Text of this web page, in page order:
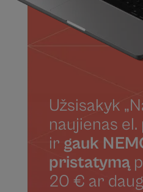
Užsisakyk
naujienas el.
ir gauk
pristatymą
20 € ar